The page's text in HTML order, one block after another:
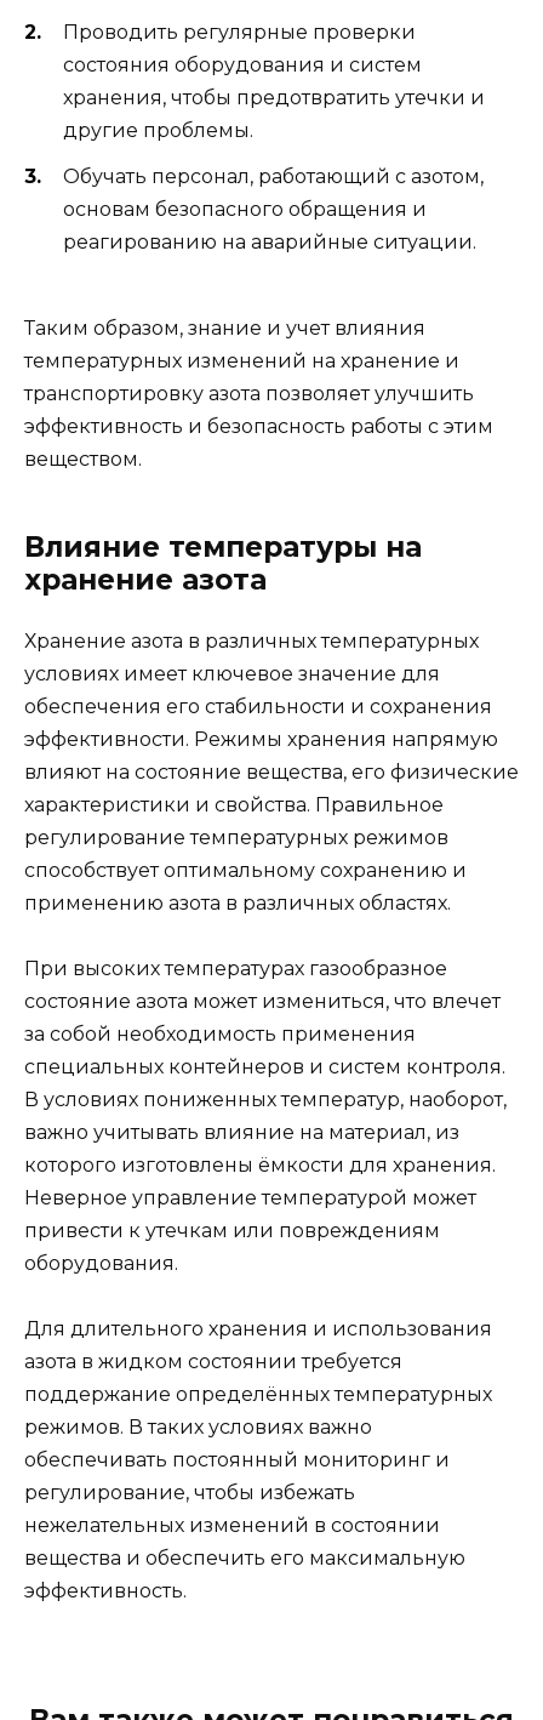
Проводить регулярные проверки
состояния оборудования и систем
хранения, чтобы предотвратить утечки и
другие проблемы.
Обучать персонал, работающий с азотом,
основам безопасного обращения и
реагированию на аварийные ситуации.
Таким образом, знание и учет влияния
температурных изменений на хранение и
транспортировку азота позволяет улучшить
эффективность и безопасность работы с этим
веществом.
Влияние температуры на
хранение азота
Хранение азота в различных температурных
условиях имеет ключевое значение для
обеспечения его стабильности и сохранения
эффективности. Режимы хранения напрямую
влияют на состояние вещества, его физические
характеристики и свойства. Правильное
регулирование температурных режимов
способствует оптимальному сохранению и
применению азота в различных областях.
При высоких температурах газообразное
состояние азота может измениться, что влечет
за собой необходимость применения
специальных контейнеров и систем контроля.
В условиях пониженных температур, наоборот,
важно учитывать влияние на материал, из
которого изготовлены ёмкости для хранения.
Неверное управление температурой может
привести к утечкам или повреждениям
оборудования.
Для длительного хранения и использования
азота в жидком состоянии требуется
поддержание определённых температурных
режимов. В таких условиях важно
обеспечивать постоянный мониторинг и
регулирование, чтобы избежать
нежелательных изменений в состоянии
вещества и обеспечить его максимальную
эффективность.